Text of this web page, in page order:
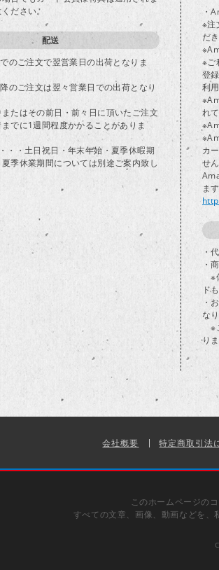
ださい。
配送
のご注文で翌営業日の出荷となりま
のご注文は翌々営業日での出荷となり
またはその前日・前々日に頂いたご注文
でに1週間程度かかることがありま
・・土日祝日・年末年始・夏季休暇期
季休業期間については別途ご案内致し
・
※注
だ
※ご
登
利
れ
カ
せ
ま
・
・
※
ド
・
な
※
り
会社概要 特定商取引法
このホームページの
すべての文章、画像、動画などを